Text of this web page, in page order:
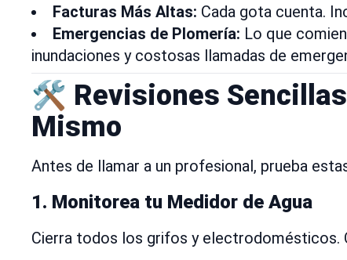
Facturas Más Altas: Cada gota cuenta.
Emergencias de Plomería: Lo que
inundaciones y costosas llamadas de
🛠️ Revisiones Sencillas
Mismo
Antes de llamar a un profesional, prueba
1. Monitorea tu Medidor de Agua
Cierra todos los grifos y electrodomésticos.